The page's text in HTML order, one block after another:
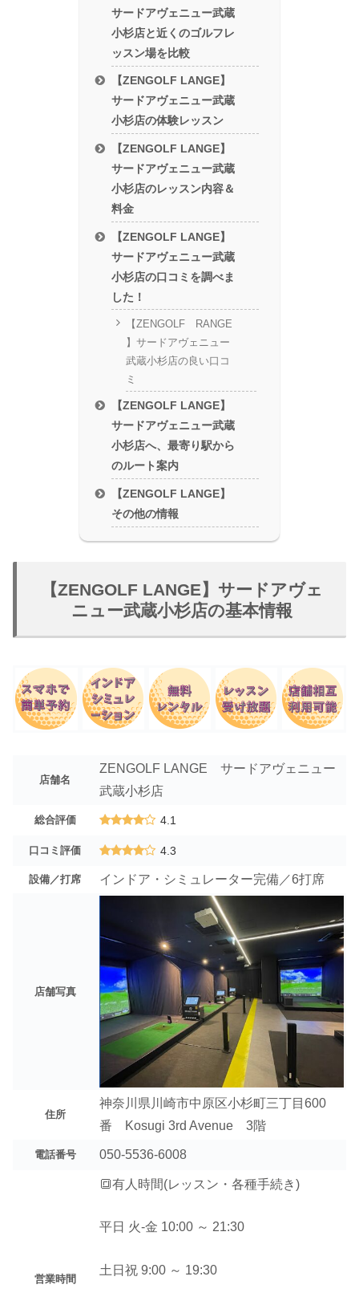
サードアヴェニュー武蔵
小杉店と近くのゴルフレ
ッスン場を比較
【ZENGOLF LANGE】
サードアヴェニュー武蔵
小杉店の体験レッスン
【ZENGOLF LANGE】
サードアヴェニュー武蔵
小杉店のレッスン内容＆
料金
【ZENGOLF LANGE】
サードアヴェニュー武蔵
小杉店の口コミを調べま
した！
【ZENGOLF RANGE
】サードアヴェニュー
武蔵小杉店の良い口コ
ミ
【ZENGOLF LANGE】
サードアヴェニュー武蔵
小杉店へ、最寄り駅から
のルート案内
【ZENGOLF LANGE】
その他の情報
【ZENGOLF LANGE】サードアヴェ
ニュー武蔵小杉店の基本情報
店舗名
ZENGOLF LANGE サードアヴェニュー
武蔵小杉店
総合評価 4.1
口コミ評価 4.3
設備／打席 インドア・シミュレーター完備／6打席
店舗写真
住所
神奈川県川崎市中原区小杉町三丁目600
番 Kosugi 3rd Avenue 3階
電話番号 050-5536-6008
営業時間
🔳有人時間(レッスン・各種手続き)
平日 火-金 10:00 ～ 21:30
土日祝 9:00 ～ 19:30